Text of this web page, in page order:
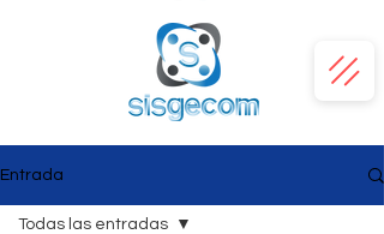
Entrada
Todas las entradas